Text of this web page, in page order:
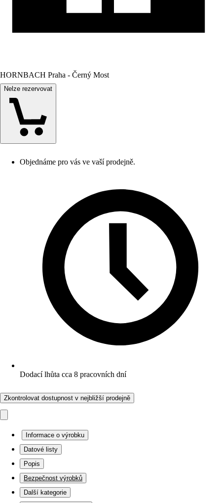
HORNBACH Praha - Černý Most
Nelze rezervovat
Objednáme pro vás ve vaší prodejně.
Dodací lhůta cca 8 pracovních dní
Zkontrolovat dostupnost v nejbližší prodejně
Informace o výrobku
Datové listy
Popis
Bezpečnost výrobků
Další kategorie